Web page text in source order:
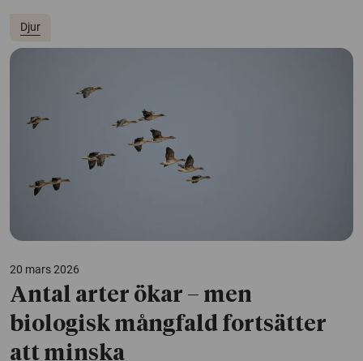
Djur
20 mars 2026
Antal arter ökar – men
biologisk mångfald fortsätter
att minska